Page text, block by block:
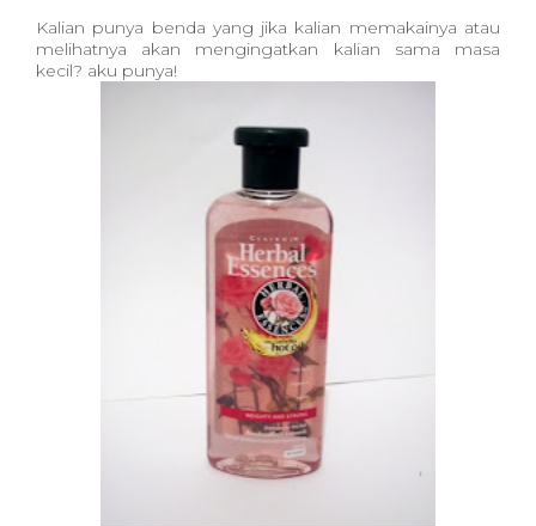
Kalian punya benda yang jika kalian memakainya atau
melihatnya akan mengingatkan kalian sama masa
kecil? aku punya!